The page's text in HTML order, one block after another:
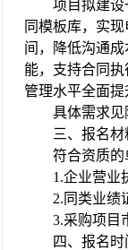
项目拟建
同模板库，实
间，降低沟通
能，支持合同
管理水平全面提
具体需求见
三、报名材
符合资质的
1.企业营业
2. 同类业绩
3.采购项目
四、报名